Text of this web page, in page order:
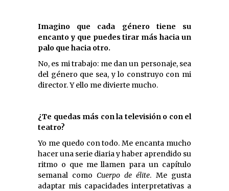
Imagino que cada género tiene su
encanto y que puedes tirar más hacia un
palo que hacia otro.
No, es mi trabajo: me dan un personaje, sea
del género que sea, y lo construyo con mi
director. Y ello me divierte mucho.
¿Te quedas más con la televisión o con el
teatro?
Yo me quedo con todo. Me encanta mucho
hacer una serie diaria y haber aprendido su
ritmo o que me llamen para un capítulo
semanal como Cuerpo de élite. Me gusta
adaptar mis capacidades interpretativas a